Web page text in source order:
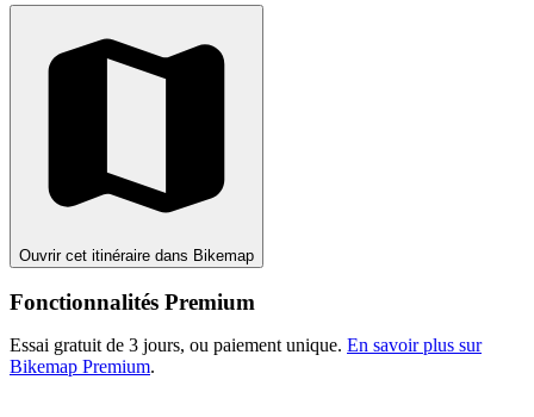
Ouvrir cet itinéraire dans Bikemap
Fonctionnalités Premium
Essai gratuit de 3 jours, ou paiement unique. En savoir plus sur
Bikemap Premium.